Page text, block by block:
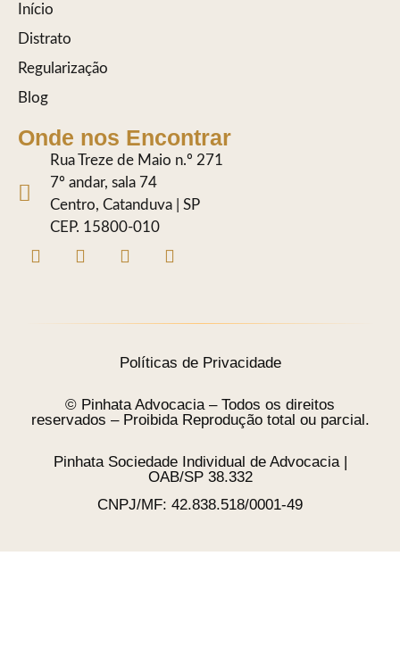
Início
Distrato
Regularização
Blog
Onde nos Encontrar
Rua Treze de Maio n.º 271
7º andar, sala 74
Centro, Catanduva | SP
CEP. 15800-010
Políticas de Privacidade
© Pinhata Advocacia – Todos os direitos
reservados – Proibida Reprodução total ou parcial.
Pinhata Sociedade Individual de Advocacia |
OAB/SP 38.332
CNPJ/MF: 42.838.518/0001-49